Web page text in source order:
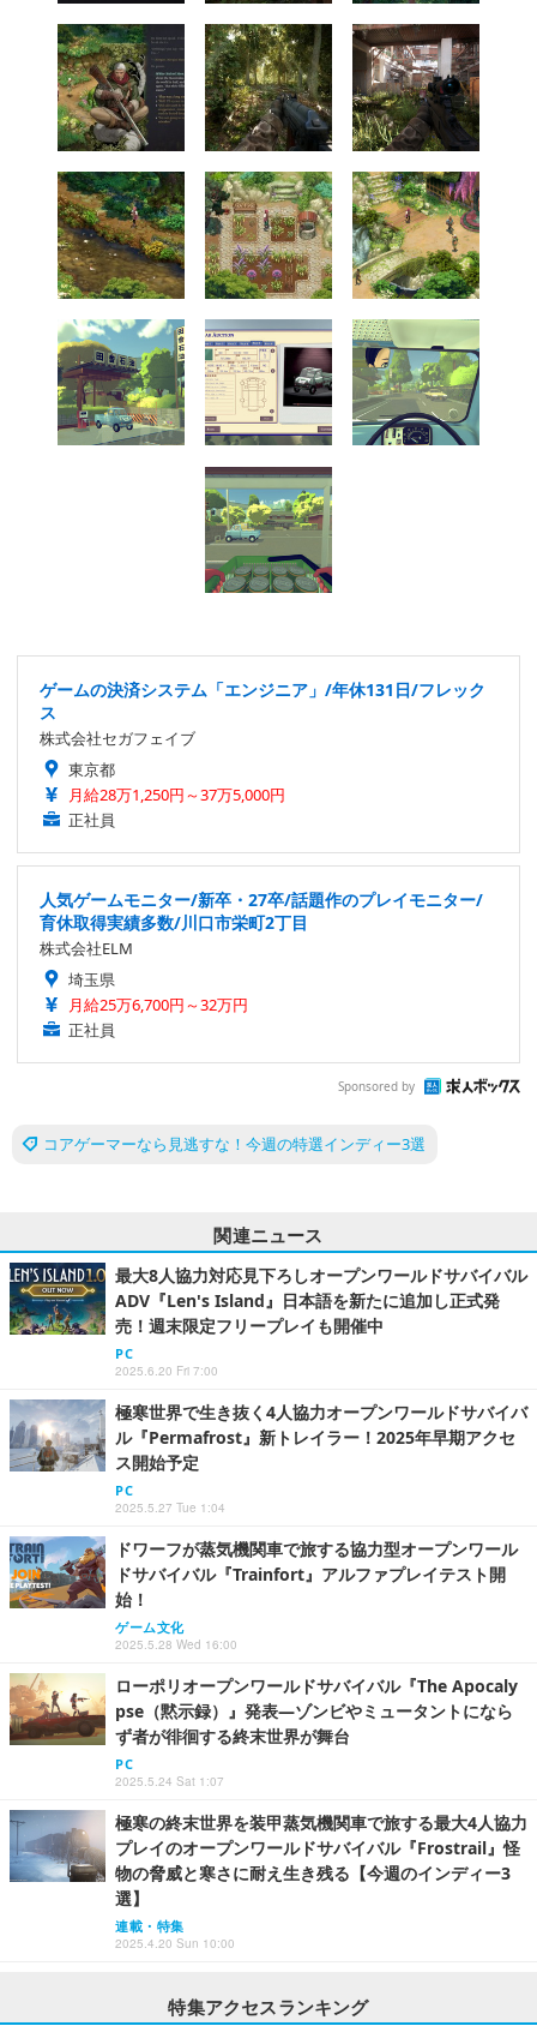
ゲームの決済システム「エンジニア」/年休131日/フレック
ス
株式会社セガフェイブ
東京都
月給28万1,250円～37万5,000円
正社員
人気ゲームモニター/新卒・27卒/話題作のプレイモニター/
育休取得実績多数/川口市栄町2丁目
株式会社ELM
埼玉県
月給25万6,700円～32万円
正社員
Sponsored by
コアゲーマーなら見逃すな！今週の特選インディー3選
関連ニュース
最大8人協力対応見下ろしオープンワールドサバイバル
ADV『Len's Island』日本語を新たに追加し正式発
売！週末限定フリープレイも開催中
PC
2025.6.20 Fri 7:00
極寒世界で生き抜く4人協力オープンワールドサバイバ
ル『Permafrost』新トレイラー！2025年早期アクセ
ス開始予定
PC
2025.5.27 Tue 1:04
ドワーフが蒸気機関車で旅する協力型オープンワール
ドサバイバル『Trainfort』アルファプレイテスト開
始！
ゲーム文化
2025.5.28 Wed 16:00
ローポリオープンワールドサバイバル『The Apocaly
pse（黙示録）』発表―ゾンビやミュータントになら
ず者が徘徊する終末世界が舞台
PC
2025.5.24 Sat 1:07
極寒の終末世界を装甲蒸気機関車で旅する最大4人協力
プレイのオープンワールドサバイバル『Frostrail』怪
物の脅威と寒さに耐え生き残る【今週のインディー3
選】
連載・特集
2025.4.20 Sun 10:00
特集アクセスランキング